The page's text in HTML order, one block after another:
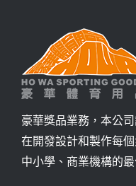
豪華獎品業務，本公
在開發設計和製作每
中小學、商業機構的最